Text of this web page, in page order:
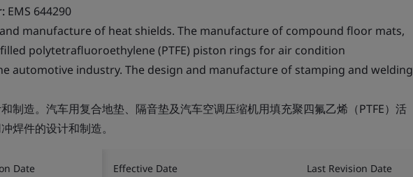
EMS 644290
manufacture of heat shields. The manufacture of compound floor mats,
polytetrafluoroethylene (PTFE) piston rings for air condition
automotive industry. The design and manufacture of stamping and welding
制造。汽车用复合地垫、隔音垫及汽车空调压缩机用填充聚四氟乙烯（PTFE）活
焊件的设计和制造。
Date Effective Date Last Revision Date